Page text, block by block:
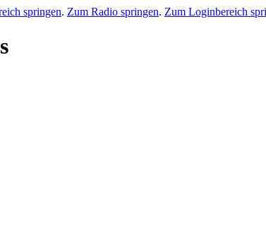
springen. Zum Radio springen. Zum Loginbereich